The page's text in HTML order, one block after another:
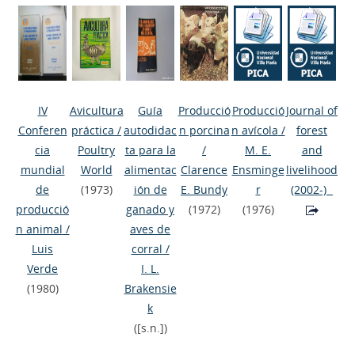
IV
Conferen
cia
mundial
de
producció
n animal /
Luis
Verde
(1980)
Avicultura
práctica /
Poultry
World
(1973)
Guía
autodidac
ta para la
alimentac
ión de
ganado y
aves de
corral /
I. L.
Brakensie
k
([s.n.])
Producció
n porcina
/
Clarence
E. Bundy
(1972)
Producció
n avícola /
M. E.
Ensminge
r
(1976)
Journal of
forest
and
livelihood
(2002-)